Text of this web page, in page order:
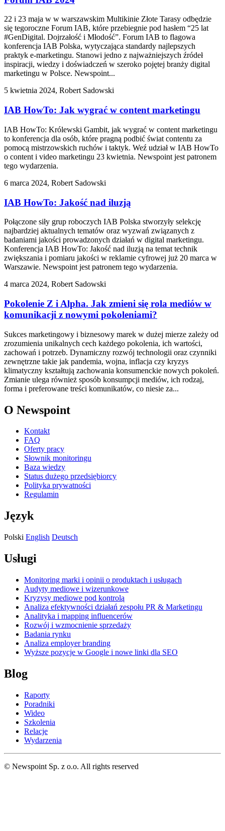
22 i 23 maja w w warszawskim Multikinie Złote Tarasy odbędzie
się tegoroczne Forum IAB, które przebiegnie pod hasłem “25 lat
#GenDigital. Dojrzałość i Młodość”. Forum IAB to flagowa
konferencja IAB Polska, wytyczająca standardy najlepszych
praktyk e-marketingu. Stanowi jedno z najważniejszych źródeł
inspiracji, wiedzy i doświadczeń w szeroko pojętej branży digital
marketingu w Polsce. Newspoint...
5 kwietnia 2024, Robert Sadowski
IAB HowTo: Jak wygrać w content marketingu
IAB HowTo: Królewski Gambit, jak wygrać w content marketingu
to konferencja dla osób, które pragną podbić świat contentu za
pomocą mistrzowskich ruchów i taktyk. Weź udział w IAB HowTo
o content i video marketingu 23 kwietnia. Newspoint jest patronem
tego wydarzenia.
6 marca 2024, Robert Sadowski
IAB HowTo: Jakość nad iluzją
Połączone siły grup roboczych IAB Polska stworzyły selekcję
najbardziej aktualnych tematów oraz wyzwań związanych z
badaniami jakości prowadzonych działań w digital marketingu.
Konferencja IAB HowTo: Jakość nad iluzją na temat technik
zwiększania i pomiaru jakości w reklamie cyfrowej już 20 marca w
Warszawie. Newspoint jest patronem tego wydarzenia.
4 marca 2024, Robert Sadowski
Pokolenie Z i Alpha. Jak zmieni się rola mediów w
komunikacji z nowymi pokoleniami?
Sukces marketingowy i biznesowy marek w dużej mierze zależy od
zrozumienia unikalnych cech każdego pokolenia, ich wartości,
zachowań i potrzeb. Dynamiczny rozwój technologii oraz czynniki
zewnętrzne takie jak pandemia, wojna, inflacja czy kryzys
klimatyczny kształtują zachowania konsumenckie nowych pokoleń.
Zmianie ulega również sposób konsumpcji mediów, ich rodzaj,
forma i preferowane treści komunikatów, co niesie za...
O Newspoint
Kontakt
FAQ
Oferty pracy
Słownik monitoringu
Baza wiedzy
Status dużego przedsiębiorcy
Polityka prywatności
Regulamin
Język
Polski English Deutsch
Usługi
Monitoring marki i opinii o produktach i usługach
Audyty mediowe i wizerunkowe
Kryzysy mediowe pod kontrolą
Analiza efektywności działań zespołu PR & Marketingu
Analityka i mapping influencerów
Rozwój i wzmocnienie sprzedaży
Badania rynku
Analiza employer branding
Wyższe pozycje w Google i nowe linki dla SEO
Blog
Raporty
Poradniki
Wideo
Szkolenia
Relacje
Wydarzenia
© Newspoint Sp. z o.o. All rights reserved